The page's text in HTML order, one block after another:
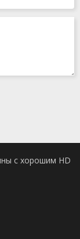
с хорошим HD